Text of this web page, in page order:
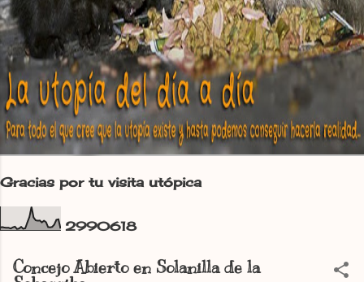
Gracias por tu visita utópica
2990618
Concejo Abierto en Solanilla de la